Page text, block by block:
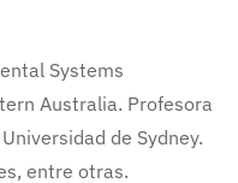
Systems
Australia. Profesora
de Sydney.
entre otras.